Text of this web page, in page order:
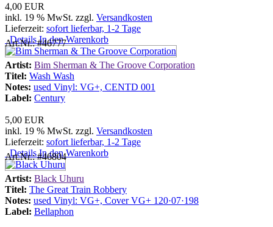
4,00 EUR
inkl. 19 % MwSt. zzgl. Versandkosten
Lieferzeit: sofort lieferbar, 1-2 Tage
DetailsIn den Warenkorb
Art.Nr.: #46777
Artist: Bim Sherman & The Groove Corporation
Titel: Wash Wash
Notes: used Vinyl: VG+, CENTD 001
Label: Century
5,00 EUR
inkl. 19 % MwSt. zzgl. Versandkosten
Lieferzeit: sofort lieferbar, 1-2 Tage
DetailsIn den Warenkorb
Art.Nr.: #46804
Artist: Black Uhuru
Titel: The Great Train Robbery
Notes: used Vinyl: VG+, Cover VG+ 120·07·198
Label: Bellaphon